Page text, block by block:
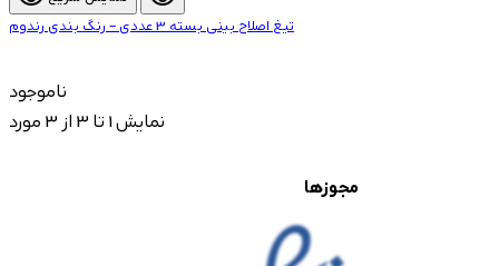
تیغ اصلاح بینی بسته 3 عددی – رنگ بندی رندوم
ناموجود
نمایش 1 تا 3 از 3 مورد
مجوزها